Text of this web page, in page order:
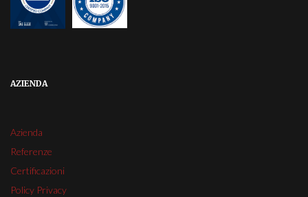
AZIENDA
Azienda
Referenze
Certificazioni
Policy Privacy